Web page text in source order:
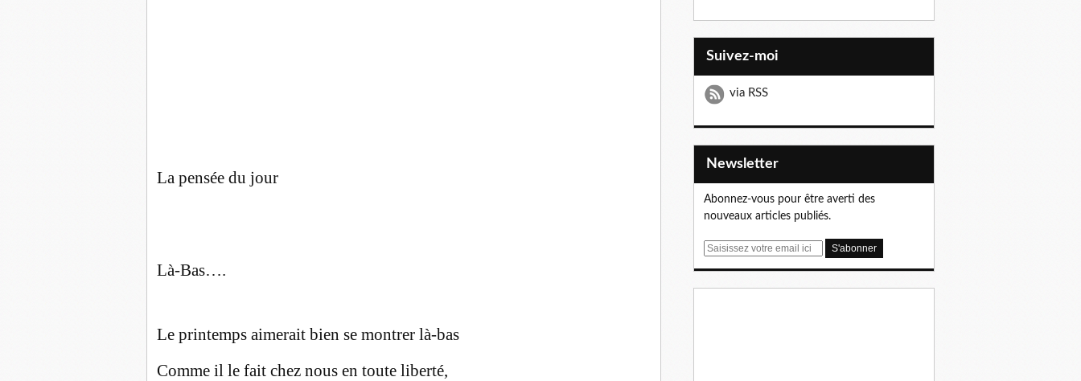
La pensée du jour
Là-Bas….
Le printemps aimerait bien se montrer là-bas
Comme il le fait chez nous en toute liberté,
Suivez-moi
via RSS
Newsletter
Abonnez-vous pour être averti des
nouveaux articles publiés.
E